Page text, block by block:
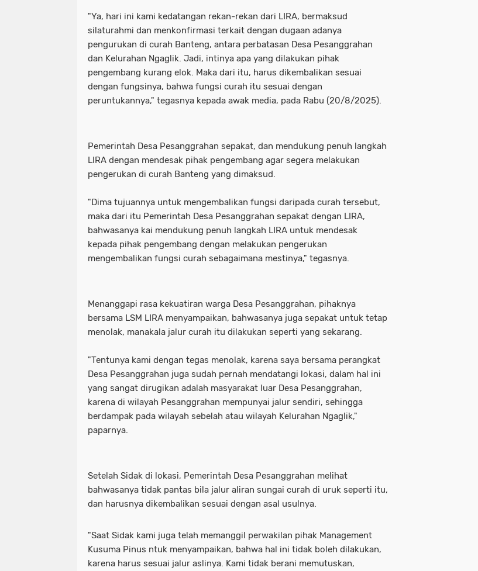
"Ya, hari ini kami kedatangan rekan-rekan dari LIRA, bermaksud
silaturahmi dan menkonfirmasi terkait dengan dugaan adanya
pengurukan di curah Banteng, antara perbatasan Desa Pesanggrahan
dan Kelurahan Ngaglik. Jadi, intinya apa yang dilakukan pihak
pengembang kurang elok. Maka dari itu, harus dikembalikan sesuai
dengan fungsinya, bahwa fungsi curah itu sesuai dengan
peruntukannya," tegasnya kepada awak media, pada Rabu (20/8/2025).
Pemerintah Desa Pesanggrahan sepakat, dan mendukung penuh langkah
LIRA dengan mendesak pihak pengembang agar segera melakukan
pengerukan di curah Banteng yang dimaksud.
"Dima tujuannya untuk mengembalikan fungsi daripada curah tersebut,
maka dari itu Pemerintah Desa Pesanggrahan sepakat dengan LIRA,
bahwasanya kai mendukung penuh langkah LIRA untuk mendesak
kepada pihak pengembang dengan melakukan pengerukan
mengembalikan fungsi curah sebagaimana mestinya," tegasnya.
Menanggapi rasa kekuatiran warga Desa Pesanggrahan, pihaknya
bersama LSM LIRA menyampaikan, bahwasanya juga sepakat untuk tetap
menolak, manakala jalur curah itu dilakukan seperti yang sekarang.
"Tentunya kami dengan tegas menolak, karena saya bersama perangkat
Desa Pesanggrahan juga sudah pernah mendatangi lokasi, dalam hal ini
yang sangat dirugikan adalah masyarakat luar Desa Pesanggrahan,
karena di wilayah Pesanggrahan mempunyai jalur sendiri, sehingga
berdampak pada wilayah sebelah atau wilayah Kelurahan Ngaglik,"
paparnya.
Setelah Sidak di lokasi, Pemerintah Desa Pesanggrahan melihat
bahwasanya tidak pantas bila jalur aliran sungai curah di uruk seperti itu,
dan harusnya dikembalikan sesuai dengan asal usulnya.
"Saat Sidak kami juga telah memanggil perwakilan pihak Management
Kusuma Pinus ntuk menyampaikan, bahwa hal ini tidak boleh dilakukan,
karena harus sesuai jalur aslinya. Kami tidak berani memutuskan,